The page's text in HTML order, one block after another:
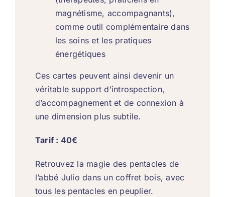
magnétisme, accompagnants),
comme outil complémentaire dans
les soins et les pratiques
énergétiques
Ces cartes peuvent ainsi devenir un
véritable support d’introspection,
d’accompagnement et de connexion à
une dimension plus subtile.
Tarif : 40€
Retrouvez la magie des pentacles de
l’abbé Julio dans un coffret bois, avec
tous les pentacles en peuplier.